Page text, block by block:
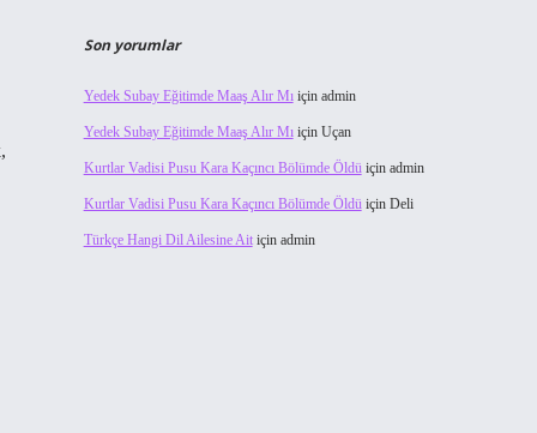
Son yorumlar
Yedek Subay Eğitimde Maaş Alır Mıiçin admin
Yedek Subay Eğitimde Maaş Alır Mıiçin Uçan
Kurtlar Vadisi Pusu Kara Kaçıncı Bölümde Öldüiçin admin
Kurtlar Vadisi Pusu Kara Kaçıncı Bölümde Öldüiçin Deli
Türkçe Hangi Dil Ailesine Aitiçin admin